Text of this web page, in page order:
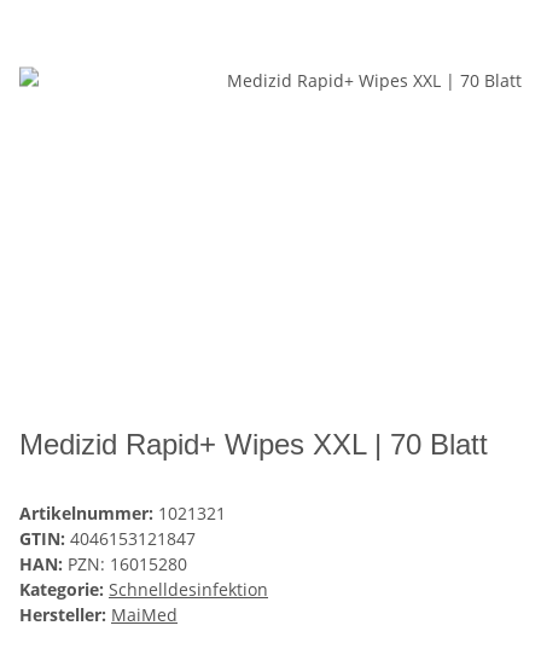
Medizid Rapid+ Wipes XXL | 70 Blatt
Artikelnummer: 1021321
GTIN: 4046153121847
HAN: PZN: 16015280
Kategorie: Schnelldesinfektion
Hersteller: MaiMed